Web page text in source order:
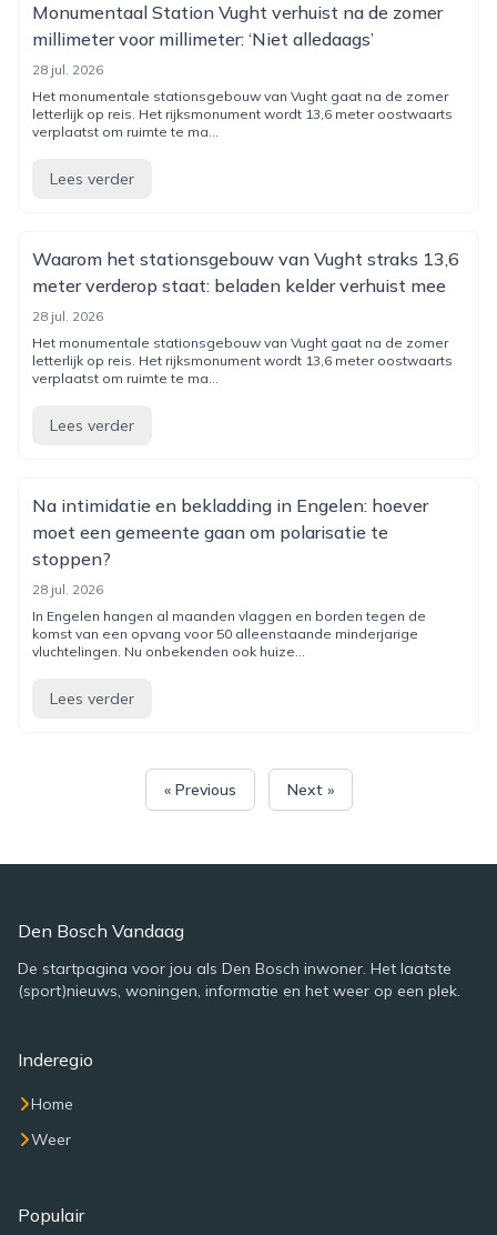
Monumentaal Station Vught verhuist na de zomer
millimeter voor millimeter: ‘Niet alledaags’
28 jul. 2026
Het monumentale stationsgebouw van Vught gaat na de zomer
letterlijk op reis. Het rijksmonument wordt 13,6 meter oostwaarts
verplaatst om ruimte te ma...
Lees verder
Waarom het stationsgebouw van Vught straks 13,6
meter verderop staat: beladen kelder verhuist mee
28 jul. 2026
Het monumentale stationsgebouw van Vught gaat na de zomer
letterlijk op reis. Het rijksmonument wordt 13,6 meter oostwaarts
verplaatst om ruimte te ma...
Lees verder
Na intimidatie en bekladding in Engelen: hoever
moet een gemeente gaan om polarisatie te
stoppen?
28 jul. 2026
In Engelen hangen al maanden vlaggen en borden tegen de
komst van een opvang voor 50 alleenstaande minderjarige
vluchtelingen. Nu onbekenden ook huize...
Lees verder
« Previous Next »
Den Bosch Vandaag
De startpagina voor jou als Den Bosch inwoner. Het laatste
(sport)nieuws, woningen, informatie en het weer op een plek.
Inderegio
Home
Weer
Populair